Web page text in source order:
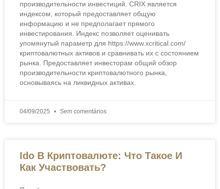
производительности инвестиций. CRIX является
индексом, который предоставляет общую
информацию и не предполагает прямого
инвестирования. Индекс позволяет оценивать
упомянутый параметр для https://www.xcritical.com/
криптовалютных активов и сравнивать их с состоянием
рынка. Предоставляет инвесторам общий обзор
производительности криптовалютного рынка,
основываясь на ликвидных активах.
04/09/2025 Sem comentários
Ido В Криптовалюте: Что Такое И
Как Участвовать?